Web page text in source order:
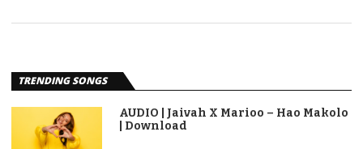
TRENDING SONGS
AUDIO | Jaivah X Marioo – Hao Makolo
| Download